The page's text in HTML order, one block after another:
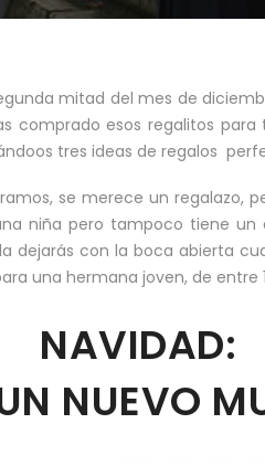
mitad del mes de
comprado esos regalitos para
tres ideas de regalos
se merece un regalazo,
niña pero tampoco tiene un
dejarás con la boca abierta
una hermana joven, de entre
NUEVO